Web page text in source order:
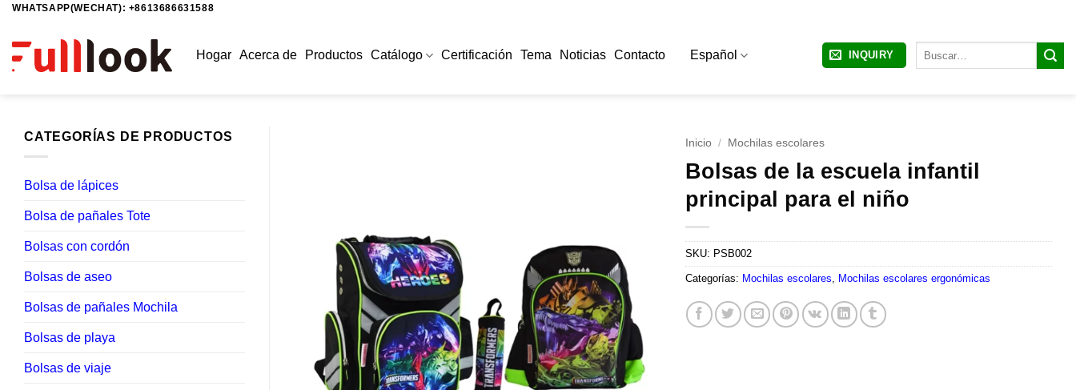
Saltar
contenido
WHATSAPP(WECHAT): +8613686631588
Hogar Acerca de Productos Catálogo Certificación Tema Noticias Contacto Español INQUIRY
CATEGORÍAS DE PRODUCTOS
Bolsa de lápices
Bolsa de pañales Tote
Bolsas con cordón
Bolsas de aseo
Bolsas de pañales Mochila
Bolsas de playa
Bolsas de viaje
Inicio / Mochilas escolares
Bolsas de la escuela infantil
principal para el niño
SKU: PSB002
Categorías: Mochilas escolares Mochilas escolares ergonómicas